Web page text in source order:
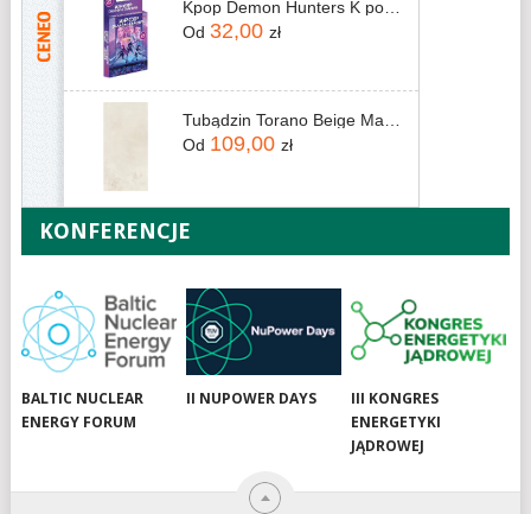
Kpop Demon Hunters K pop Multipack 25 Stickers (374 0003)
Od 32,00 zł
Tubądzin Torano Beige Mat 119,8x59,8
Od 109,00 zł
KONFERENCJE
BALTIC NUCLEAR
ENERGY FORUM
II NUPOWER DAYS
III KONGRES
ENERGETYKI
JĄDROWEJ